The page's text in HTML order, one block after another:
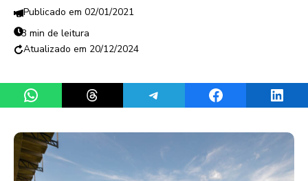
02/01/2021
3 min de leitura
20/12/2024
Share on WhatsAppShare on ThreadsShare on TelegramShare on Facebook